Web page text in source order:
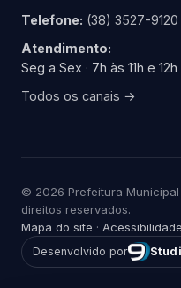
Telefone: (38) 3527-9120
Atendimento:
Seg a Sex · 7h às 11h e 12h
Todos os canais →
© 2026 Prefeitura
direitos reservados.
Mapa do site · Acessibilidade
Desenvolvido por